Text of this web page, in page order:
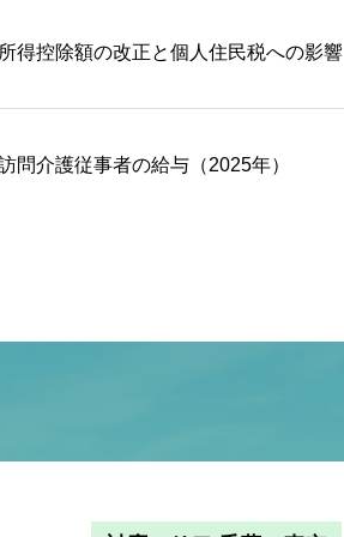
得控除額の改正と個人住民税への影響
問介護従事者の給与（2025年）